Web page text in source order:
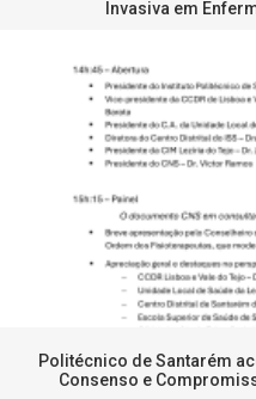
Invasiva em
Politécnico de Santarém
Consenso e